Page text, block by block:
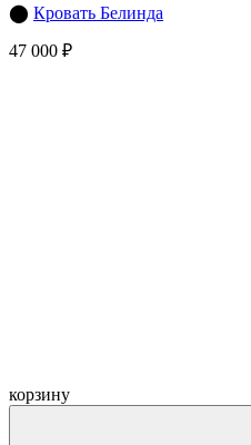
⬤ Кровать Белинда
47 000 ₽
корзину